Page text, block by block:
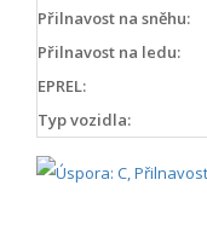
Přilnavost na sněhu:
Přilnavost na ledu:
EPREL:
Typ vozidla: